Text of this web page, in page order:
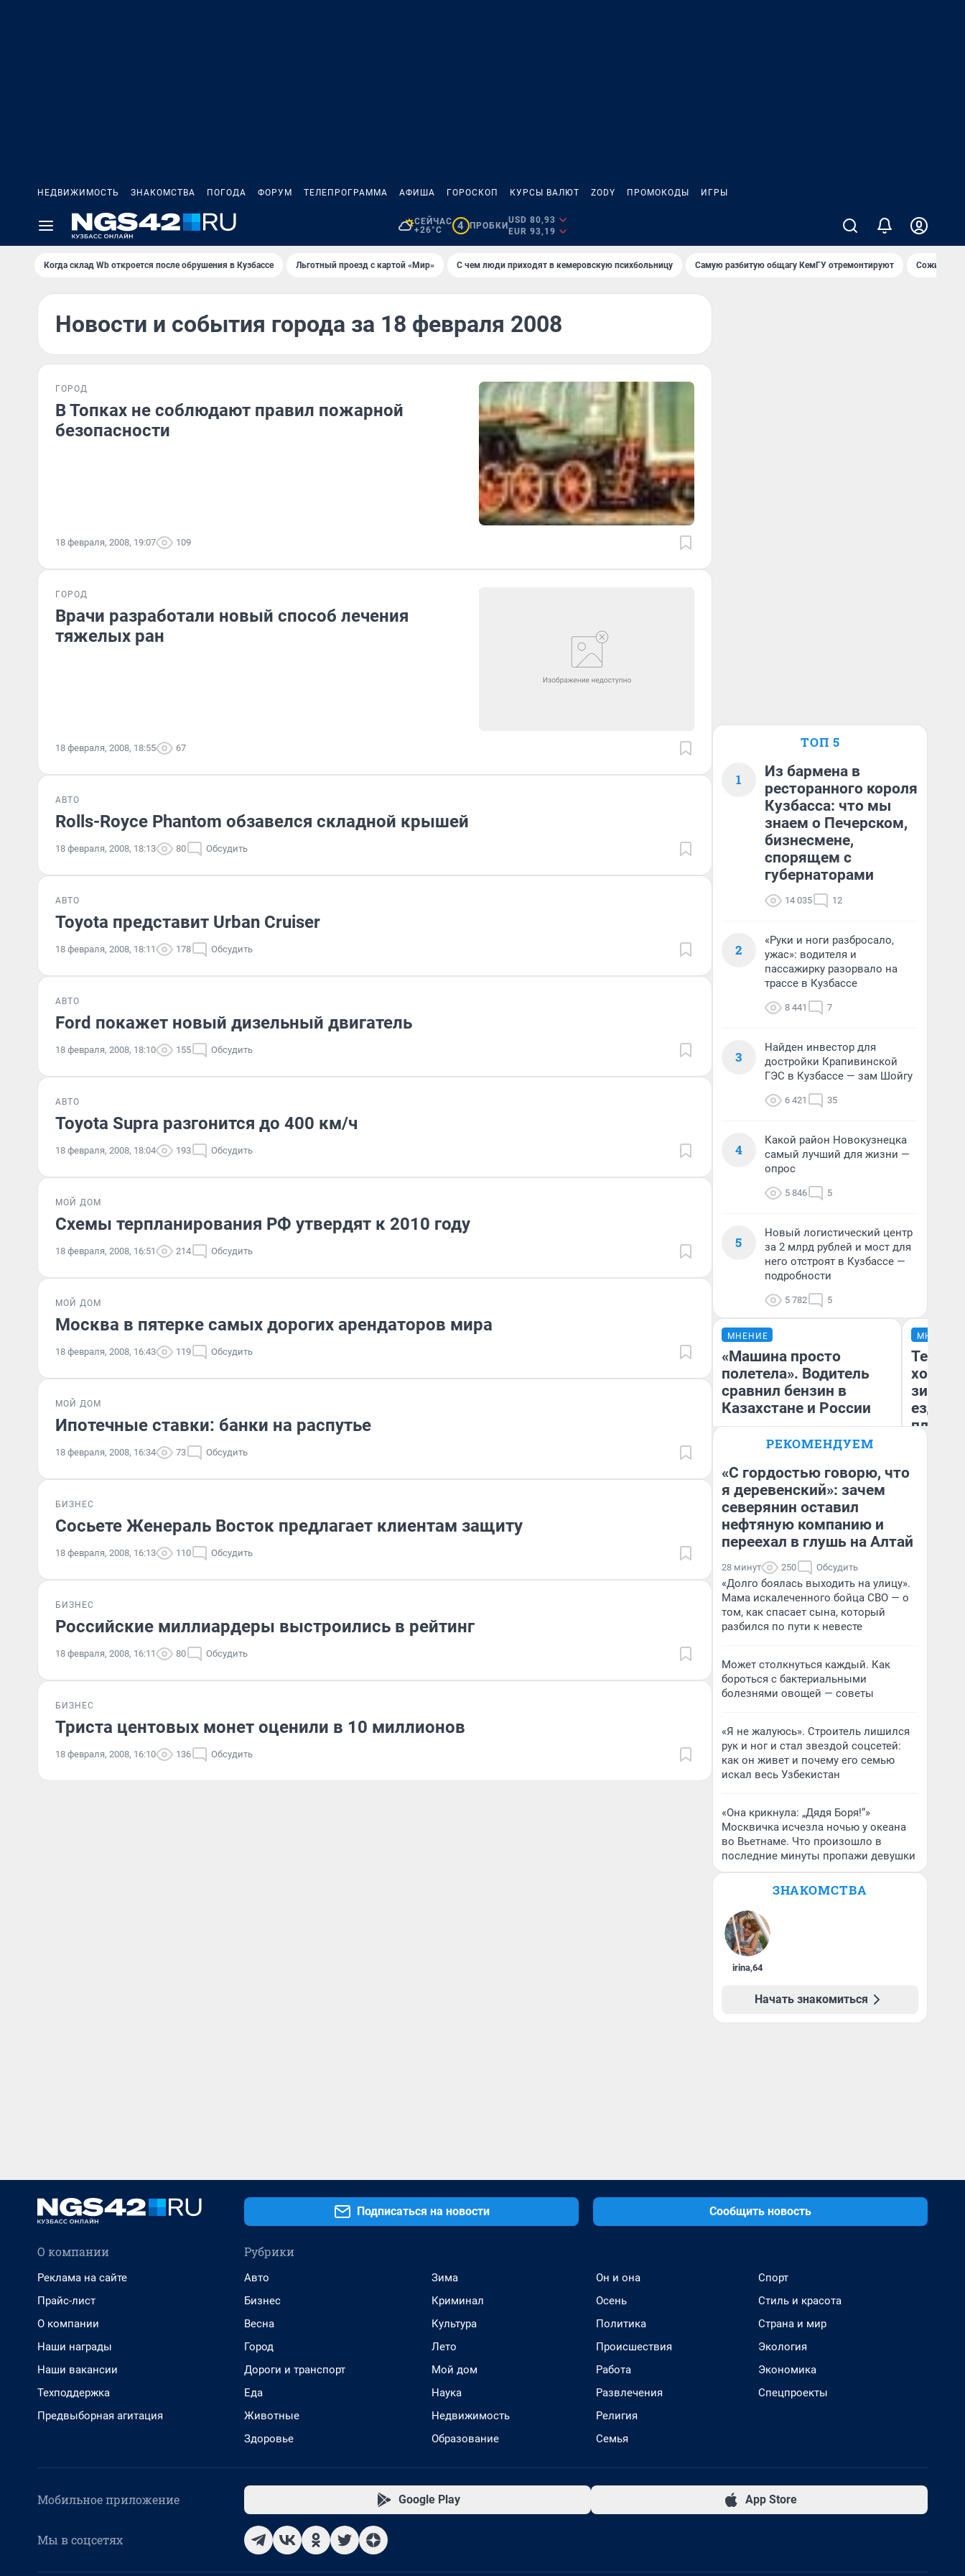
НЕДВИЖИМОСТЬ ЗНАКОМСТВА ПОГОДА ФОРУМ ТЕЛЕПРОГРАММА АФИША ГОРОСКОП КУРСЫ ВАЛЮТ ZODY ПРОМОКОДЫ ИГРЫ
СЕЙЧАС
+26°C
4 ПРОБКИ
USD 80,93
EUR 93,19
Когда склад Wb откроется после обрушения в Кузбассе Льготный проезд с картой «Мир» С чем люди приходят в кемеровскую психбольницу Самую разбитую общагу КемГУ отремонтируют
Новости и события города за 18 февраля 2008
ГОРОД
В Топках не соблюдают правил пожарной
безопасности
18 февраля, 2008, 19:07 109
ГОРОД
Врачи разработали новый способ лечения
тяжелых ран
18 февраля, 2008, 18:55 67
АВТО
Rolls-Royce Phantom обзавелся складной крышей
18 февраля, 2008, 18:13 80 Обсудить
АВТО
Toyota представит Urban Cruiser
18 февраля, 2008, 18:11 178 Обсудить
АВТО
Ford покажет новый дизельный двигатель
18 февраля, 2008, 18:10 155 Обсудить
АВТО
Toyota Supra разгонится до 400 км/ч
18 февраля, 2008, 18:04 193 Обсудить
МОЙ ДОМ
Схемы терпланирования РФ утвердят к 2010 году
18 февраля, 2008, 16:51 214 Обсудить
МОЙ ДОМ
Москва в пятерке самых дорогих арендаторов мира
18 февраля, 2008, 16:43 119 Обсудить
МОЙ ДОМ
Ипотечные ставки: банки на распутье
18 февраля, 2008, 16:34 73 Обсудить
БИЗНЕС
Сосьете Женераль Восток предлагает клиентам защиту
18 февраля, 2008, 16:13 110 Обсудить
БИЗНЕС
Российские миллиардеры выстроились в рейтинг
18 февраля, 2008, 16:11 80 Обсудить
БИЗНЕС
Триста центовых монет оценили в 10 миллионов
18 февраля, 2008, 16:10 136 Обсудить
ТОП 5
1
Из бармена в
ресторанного короля
Кузбасса: что мы
знаем о Печерском,
бизнесмене,
спорящем с
губернаторами
14 035 12
2
«Руки и ноги разбросало,
ужас»: водителя и
пассажирку разорвало на
трассе в Кузбассе
8 441 7
3
Найден инвестор для
достройки Крапивинской
ГЭС в Кузбассе — зам Шойгу
6 421 35
4
Какой район Новокузнецка
самый лучший для жизни —
опрос
5 846 5
5
Новый логистический центр
за 2 млрд рублей и мост для
него отстроят в Кузбассе —
подробности
5 782 5
МНЕНИЕ
«Машина просто
полетела». Водитель
сравнил бензин в
Казахстане и России
Анатолий Кузнецов
МНЕНИЕ
Тепло
зимой.
ездит
плюсы
РЕКОМЕНДУЕМ
«С гордостью говорю, что
я деревенский»: зачем
северянин оставил
нефтяную компанию и
переехал в глушь на Алтай
28 минут 250 Обсудить
«Долго боялась выходить на улицу».
Мама искалеченного бойца СВО — о
том, как спасает сына, который
разбился по пути к невесте
Может столкнуться каждый. Как
бороться с бактериальными
болезнями овощей — советы
«Я не жалуюсь». Строитель лишился
рук и ног и стал звездой соцсетей:
как он живет и почему его семью
искал весь Узбекистан
«Она крикнула: „Дядя Боря!“»
Москвичка исчезла ночью у океана
во Вьетнаме. Что произошло в
последние минуты пропажи девушки
ЗНАКОМСТВА
irina,64
Начать знакомиться
Подписаться на новости Сообщить новость
О компании
Реклама на сайте
Прайс-лист
О компании
Наши награды
Наши вакансии
Техподдержка
Предвыборная агитация
Рубрики
Авто
Бизнес
Весна
Город
Дороги и транспорт
Еда
Животные
Здоровье
Зима
Криминал
Культура
Лето
Мой дом
Наука
Недвижимость
Образование
Он и она
Осень
Политика
Происшествия
Работа
Развлечения
Религия
Семья
Спорт
Стиль и красота
Страна и мир
Экология
Экономика
Спецпроекты
Мобильное приложение Google Play App Store
Мы в соцсетях